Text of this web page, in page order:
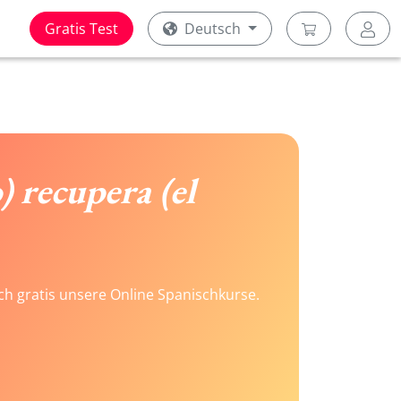
Gratis Test Deutsch
recupera (el
gratis unsere Online Spanischkurse.